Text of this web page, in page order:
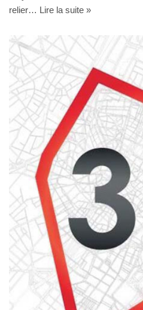
relier… Lire la suite »